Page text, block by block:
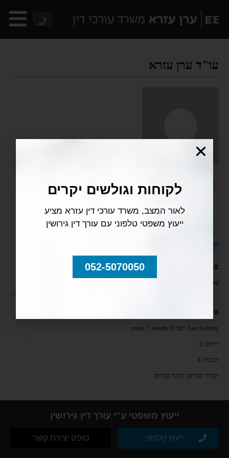
עו"ד ערן עזרא
הדיונים שלי
התגובות שלי
Engagements
@eran
פרופיל
Registered: לפני 8 years, 7 months
פורומים
Last Activity: לפני 8 years, 7 months
דיונים: 0
תגובות: 0
תפקיד בפורום: מנהל בפורום
ייעוץ משפטי ע"י עורך דין גירושין
ייעוץ טלפוני טופס יצירת קשר
לקוחות וגולשים יקרים
לאור המצב, משרד עורכי דין עזרא מציע
ייעוץ משפטי טלפוני עם עורך דין גירושין
052-5070050